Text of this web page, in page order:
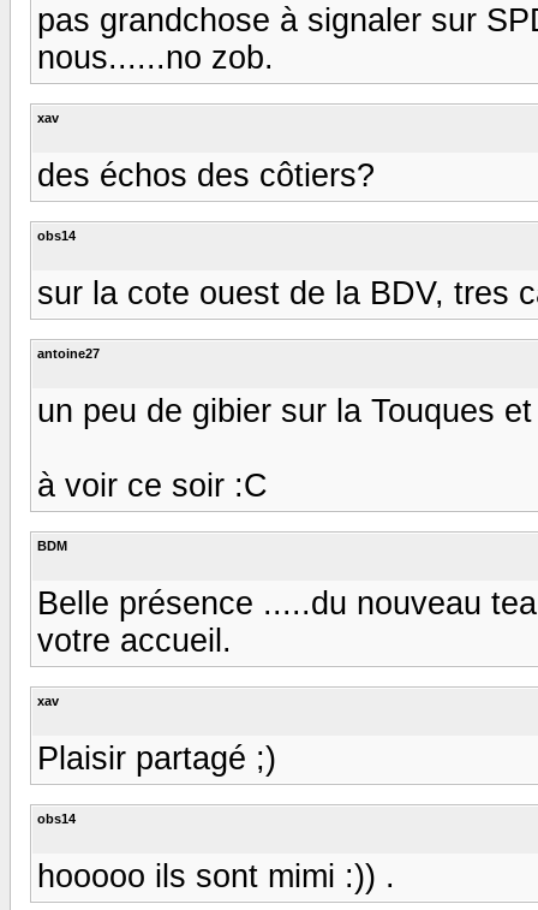
pas grandchose à signaler sur
nous......no zob.
xav
des échos des côtiers?
obs14
sur la cote ouest de la BDV, tres
antoine27
un peu de gibier sur la Touques
à voir ce soir :C
BDM
Belle présence .....du nouveau
votre accueil.
xav
Plaisir partagé ;)
obs14
hooooo ils sont mimi :)) .